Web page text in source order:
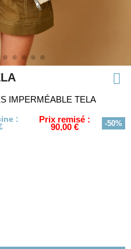
IMPERMÉABLE TELA
:
Prix remisé :
90,00 € -50%